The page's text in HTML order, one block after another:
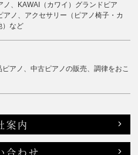
、KAWAI（カワイ）グランドピア
ノ、アクセサリー（ピアノ椅子・カ
）など
アノ、中古ピアノの販売、調律をおこ
案内
合わせ